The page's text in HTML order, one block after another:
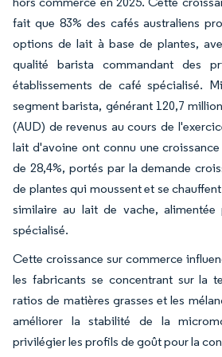
fait que 83% des cafés australiens
options de lait à base de plantes,
qualité barista commandant des
établissements de café spécialisé.
segment barista, générant 120,7
(AUD) de revenus au cours de
lait d'avoine ont connu une
de 28,4%, portés par la demande
de plantes qui moussent et se
similaire au lait de vache,
spécialisé.
Cette croissance sur commerce
les fabricants se concentrant sur la
ratios de matières grasses et les
améliorer la stabilité de la
privilégier les profils de goût pour la